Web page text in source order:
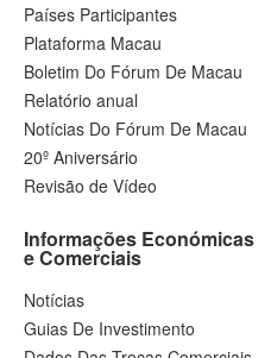
Países Participantes
Plataforma Macau
Boletim Do Fórum De Macau
Relatório anual
Notícias Do Fórum De Macau
20º Aniversário
Revisão de Vídeo
Informações Económicas
e Comerciais
Notícias
Guias De Investimento